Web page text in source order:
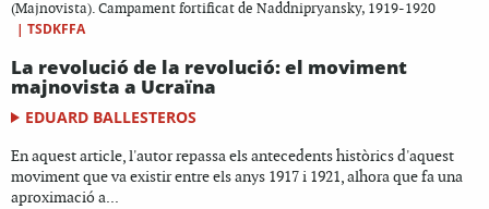
(Majnovista). Campament fortificat de Naddnipryansky, 1919-1920
| TSDKFFA
La revolució de la revolució: el moviment
majnovista a Ucraïna
EDUARD BALLESTEROS
En aquest article, l'autor repassa els antecedents històrics d'aquest
moviment que va existir entre els anys 1917 i 1921, alhora que fa una
aproximació a...